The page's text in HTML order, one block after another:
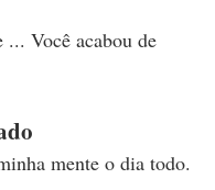
Você acabou de
mente o dia todo.